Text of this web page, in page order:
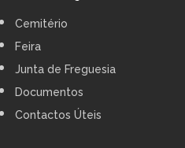
Cemitério
Feira
Junta de Freguesia
Documentos
Contactos Úteis